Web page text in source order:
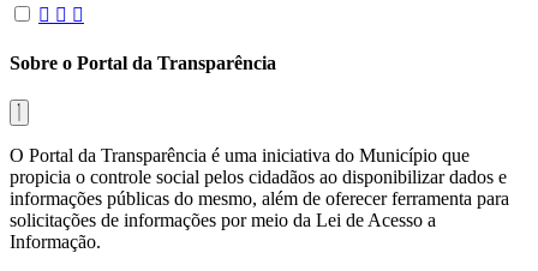
Sobre o Portal da Transparência
O Portal da Transparência é uma iniciativa do Município que
propicia o controle social pelos cidadãos ao disponibilizar dados e
informações públicas do mesmo, além de oferecer ferramenta para
solicitações de informações por meio da Lei de Acesso a
Informação.